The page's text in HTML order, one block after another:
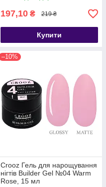
197,10 ₴ 219 ₴
Купити
–10%
Crooz Гель для нарощування
нігтів Builder Gel №04 Warm
Rose, 15 мл